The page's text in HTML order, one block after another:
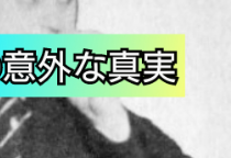
マフィアの小話
名言・悩み相談